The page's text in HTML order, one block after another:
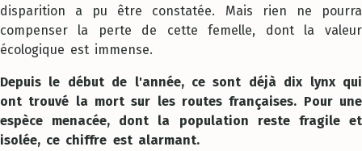
disparition a pu être constatée. Mais rien ne pourra
compenser la perte de cette femelle, dont la valeur
écologique est immense.
Depuis le début de l'année, ce sont déjà dix lynx qui
ont trouvé la mort sur les routes françaises. Pour une
espèce menacée, dont la population reste fragile et
isolée, ce chiffre est alarmant.